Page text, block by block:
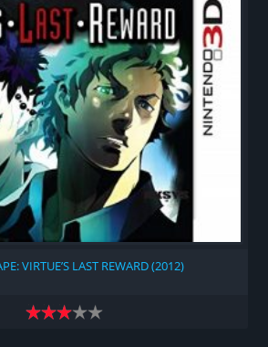
VIRTUE’S LAST REWARD (2012)